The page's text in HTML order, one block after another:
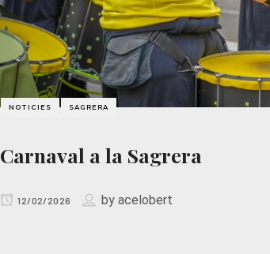
NOTICIES SAGRERA
Carnaval a la Sagrera
12/02/2026 byacelobert